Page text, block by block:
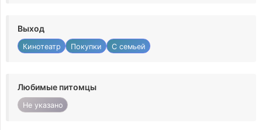
Выход
Кинотеатр Покупки С семьей
Любимые питомцы
Не указано